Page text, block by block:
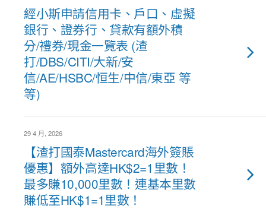
經小斯申請信用卡、戶口、虛擬
銀行、證券行、貸款有額外積
分/禮券/現金一覽表 (渣
打/DBS/CITI/大新/安
信/AE/HSBC/恒生/中信/東亞 等
等)
29 4 月, 2026
【渣打國泰Mastercard海外簽賬
優惠】額外高達HK$2=1里數！
最多賺10,000里數！連基本里數
賺低至HK$1=1里數！